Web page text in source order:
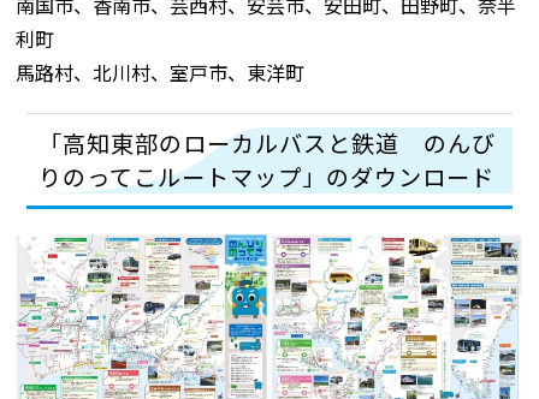
利町
馬路村、北川村、室戸市、東洋町
「高知東部のローカルバスと鉄道 のんび
りのってこルートマップ」のダウンロード